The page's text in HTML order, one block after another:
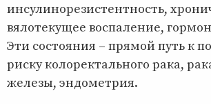
инсулинорезистентность,
вялотекущее воспаление,
Эти состояния – прямой путь к
риску колоректального рака,
железы, эндометрия.